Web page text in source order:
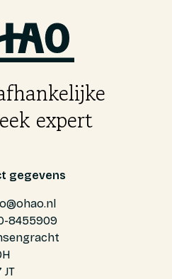
expert
gegevens
8455909
JT